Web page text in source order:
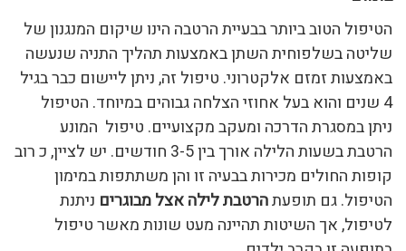
הטיפול הטוב ביותר בבעיית הרטבה הינו שיקום המנגנון של
שליטה בשלפוחית השתן באמצעות תהליך התניה שנעשה
באמצעות זמזם אלקטרוני. טיפול זה, ניתן ליישום כבר בגיל
4 שנים והוא בעל אחוזי הצלחה גבוהים במיוחד. הטיפול
ניתן במסגרת הדרכה ומעקב מקצועיים. טיפול המונע
הרטבת בשעות הלילה אורך בין 3-5 חודשים. יש לציין, כ רוב
קופות החולים מכירות בבעיה זו והן משתתפות במימון
הטיפול. גם תופעתהרטבת לילה אצל מבוגרים ניתנת
לטיפול, אך השיטות תהיינה מעט שונות מאשר טיפול